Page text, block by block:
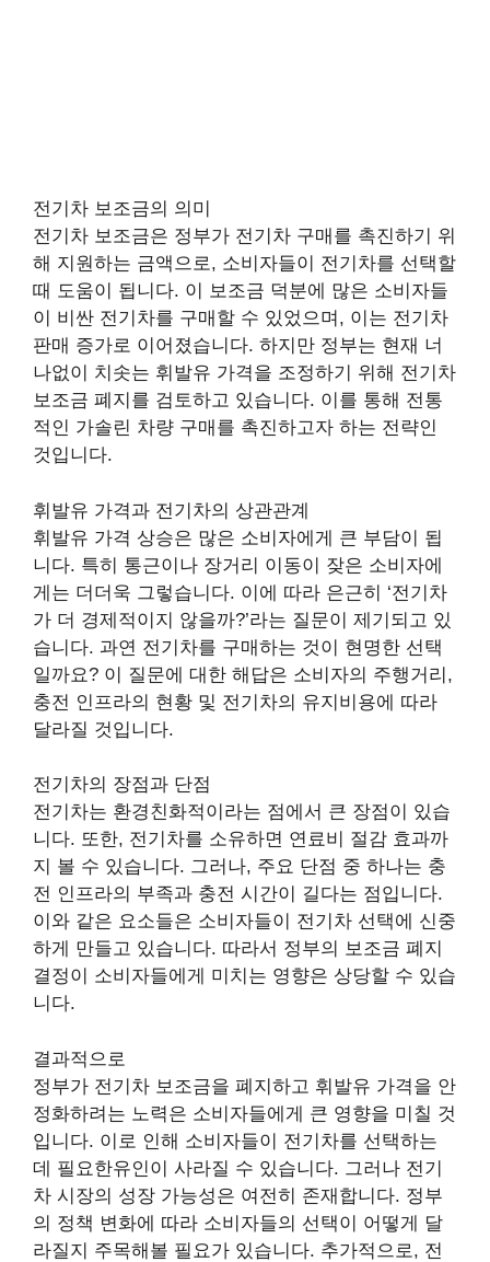
전기차 보조금의 의미
전기차 보조금은 정부가 전기차 구매를 촉진하기 위
해 지원하는 금액으로, 소비자들이 전기차를 선택할
때 도움이 됩니다. 이 보조금 덕분에 많은 소비자들
이 비싼 전기차를 구매할 수 있었으며, 이는 전기차
판매 증가로 이어졌습니다. 하지만 정부는 현재 너
나없이 치솟는 휘발유 가격을 조정하기 위해 전기차
보조금 폐지를 검토하고 있습니다. 이를 통해 전통
적인 가솔린 차량 구매를 촉진하고자 하는 전략인
것입니다.
휘발유 가격과 전기차의 상관관계
휘발유 가격 상승은 많은 소비자에게 큰 부담이 됩
니다. 특히 통근이나 장거리 이동이 잦은 소비자에
게는 더더욱 그렇습니다. 이에 따라 은근히 ‘전기차
가 더 경제적이지 않을까?’라는 질문이 제기되고 있
습니다. 과연 전기차를 구매하는 것이 현명한 선택
일까요? 이 질문에 대한 해답은 소비자의 주행거리,
충전 인프라의 현황 및 전기차의 유지비용에 따라
달라질 것입니다.
전기차의 장점과 단점
전기차는 환경친화적이라는 점에서 큰 장점이 있습
니다. 또한, 전기차를 소유하면 연료비 절감 효과까
지 볼 수 있습니다. 그러나, 주요 단점 중 하나는 충
전 인프라의 부족과 충전 시간이 길다는 점입니다.
이와 같은 요소들은 소비자들이 전기차 선택에 신중
하게 만들고 있습니다. 따라서 정부의 보조금 폐지
결정이 소비자들에게 미치는 영향은 상당할 수 있습
니다.
결과적으로
정부가 전기차 보조금을 폐지하고 휘발유 가격을 안
정화하려는 노력은 소비자들에게 큰 영향을 미칠 것
입니다. 이로 인해 소비자들이 전기차를 선택하는
데 필요한유인이 사라질 수 있습니다. 그러나 전기
차 시장의 성장 가능성은 여전히 존재합니다. 정부
의 정책 변화에 따라 소비자들의 선택이 어떻게 달
라질지 주목해볼 필요가 있습니다. 추가적으로, 전